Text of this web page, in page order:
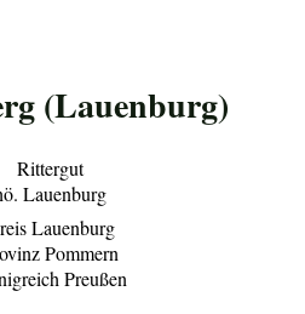
(Lauenburg)
Rittergut
Lauenburg
Lauenburg
Pommern
Preußen